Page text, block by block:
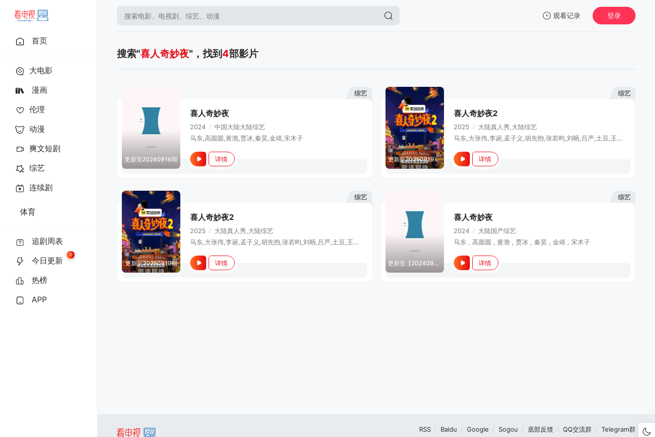
观看记录
暂无观看影片的记录
登录
首页
大电影
漫画
伦理
动漫
爽文短剧
综艺
连续剧
体育
追剧周表
今日更新
0
热榜
APP
搜索"喜人奇妙夜"，找到 4部影片
综艺
更新至20240916期
喜人奇妙夜
2024 / 中国大陆大陆综艺
马东,高圆圆,黄渤,贾冰,秦昊,金靖,宋木子
详情
综艺
更新至20250919先导片
喜人奇妙夜2
2025 / 大陆真人秀,大陆综艺
马东,大张伟,李诞,孟子义,胡先煦,张若昀,刘旸,吕严,土豆,王天放,滕哲,蒋龙,张弛,左凌峰
详情
综艺
更新至20250919期
喜人奇妙夜2
2025 / 大陆真人秀,大陆综艺
马东,大张伟,李诞,孟子义,胡先煦,张若昀,刘旸,吕严,土豆,王天放,滕哲,蒋龙,张弛,左凌峰
详情
综艺
更新至【20240920(毕业旅行特辑)】
喜人奇妙夜
2024 / 大陆国产综艺
马东 , 高圆圆 , 黄渤 , 贾冰 , 秦昊 , 金靖 , 宋木子
详情
RSS Baidu Google Sogou 底部反馈 QQ交流群 Telegram群